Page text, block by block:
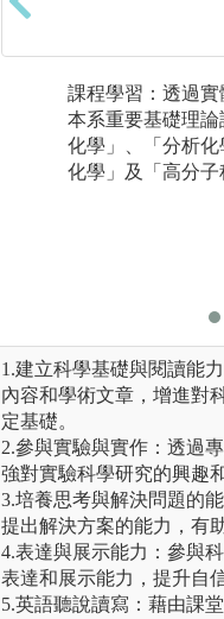
課程學習：透過
本系重要基礎理
化學」、「分析
化學」及「高分子
1.建立科學基礎與閱讀能
內容和學術文章，增進對
定基礎。
2.參與實驗與實作：透過
強對實驗科學研究的興趣
3.培養思考與解決問題的
提出解決方案的能力，有
4.表達與展示能力：參與
表達和展示能力，提升自
5.英語聽說讀寫：藉由課